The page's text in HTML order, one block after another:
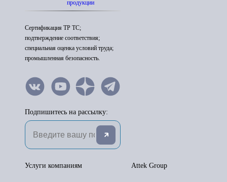
продукции
Сертификация ТР ТС;
подтверждение соответствия;
специальная оценка условий труда;
промышленная безопасность.
Подпишитесь на рассылку:
Attek Group
Услуги компаниям